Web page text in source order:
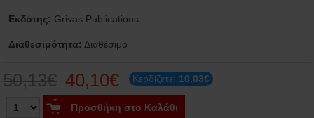
Εκδότης: Grivas Publications
Διαθεσιμότητα: Διαθέσιμο
50,13€ 40,10€ Κερδίζετε: 10.03€
Προσθήκη στο Καλάθι